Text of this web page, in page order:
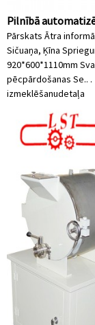
Pilnībā
Pārskats Ātra
Sičuaņa, Ķīna
920*600*1110mm
pēcpārdošanas Se.. .
izmeklēšanudetaļa